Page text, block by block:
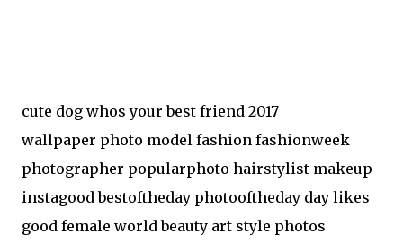
cute dog whos your best friend 2017
wallpaper photo model fashion fashionweek
photographer popularphoto hairstylist makeup
instagood bestoftheday photooftheday day likes
good female world beauty art style photos